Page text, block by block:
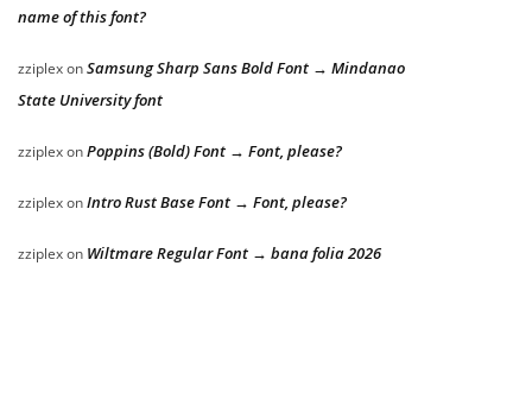
name of this font?
zziplexonSamsung Sharp Sans Bold Font → Mindanao
State University font
zziplexonPoppins (Bold) Font → Font, please?
zziplexonIntro Rust Base Font → Font, please?
zziplexon Wiltmare Regular Font → bana folia 2026